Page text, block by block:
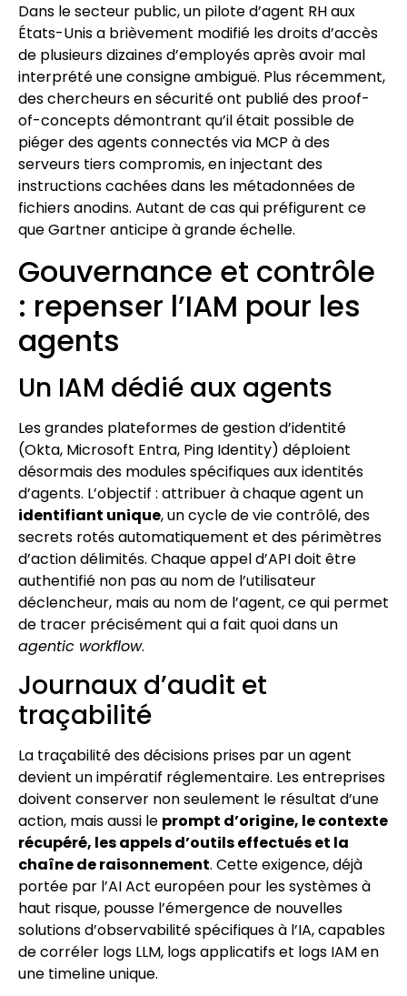
Dans le secteur public, un pilote d’agent RH aux
États-Unis a brièvement modifié les droits d’accès
de plusieurs dizaines d’employés après avoir mal
interprété une consigne ambiguë. Plus récemment,
des chercheurs en sécurité ont publié des proof-
of-concepts démontrant qu’il était possible de
piéger des agents connectés via MCP à des
serveurs tiers compromis, en injectant des
instructions cachées dans les métadonnées de
fichiers anodins. Autant de cas qui préfigurent ce
que Gartner anticipe à grande échelle.
Gouvernance et contrôle
: repenser l’IAM pour les
agents
Un IAM dédié aux agents
Les grandes plateformes de gestion d’identité
(Okta, Microsoft Entra, Ping Identity) déploient
désormais des modules spécifiques aux identités
d’agents. L’objectif : attribuer à chaque agent un
identifiant unique, un cycle de vie contrôlé, des
secrets rotés automatiquement et des périmètres
d’action délimités. Chaque appel d’API doit être
authentifié non pas au nom de l’utilisateur
déclencheur, mais au nom de l’agent, ce qui permet
de tracer précisément qui a fait quoi dans un
agentic workflow.
Journaux d’audit et
traçabilité
La traçabilité des décisions prises par un agent
devient un impératif réglementaire. Les entreprises
doivent conserver non seulement le résultat d’une
action, mais aussi le prompt d’origine, le contexte
récupéré, les appels d’outils effectués et la
chaîne de raisonnement. Cette exigence, déjà
portée par l’AI Act européen pour les systèmes à
haut risque, pousse l’émergence de nouvelles
solutions d’observabilité spécifiques à l’IA, capables
de corréler logs LLM, logs applicatifs et logs IAM en
une timeline unique.